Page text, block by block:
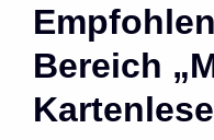
Bereich